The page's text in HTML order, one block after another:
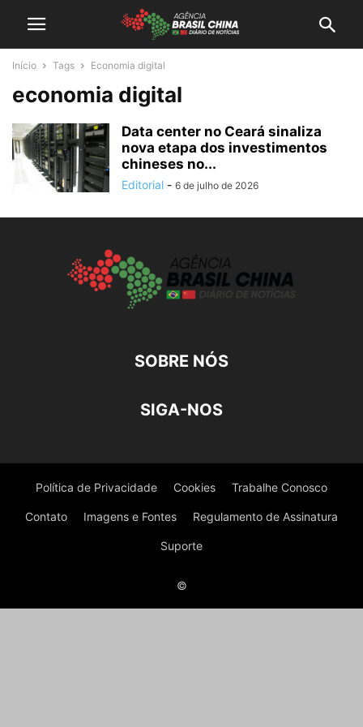
Início Tags Economia digital
economia digital
Data center no Ceará sinaliza
nova etapa dos investimentos
chineses no...
Editorial - 6 de julho de 2026
SOBRE NÓS
SIGA-NOS
Política de Privacidade Cookies Trabalhe Conosco
Contato Imagens e Fontes Regulamento de Assinatura
Suporte
©